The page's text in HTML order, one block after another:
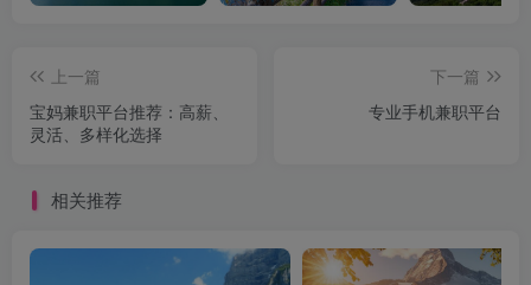
上一篇
宝妈兼职平台推荐：高薪、
灵活、多样化选择
下一篇
专业手机兼职平台
相关推荐